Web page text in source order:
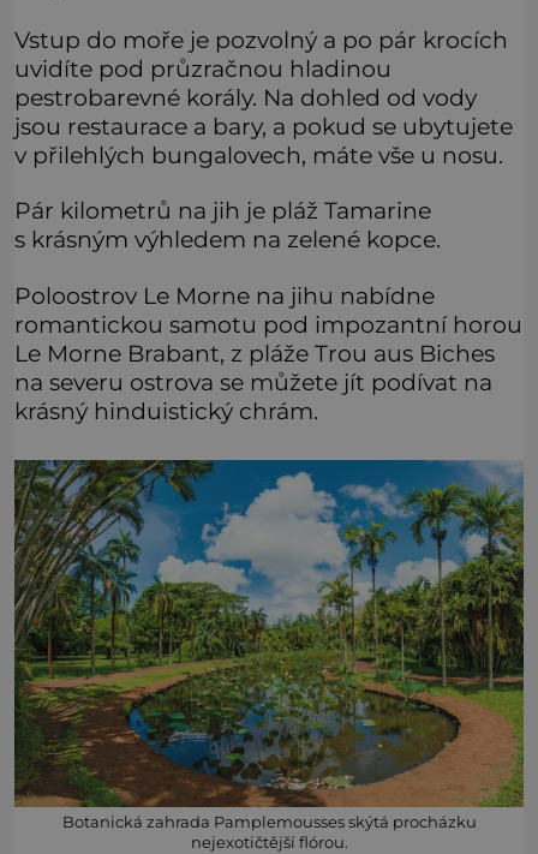
Vstup do moře je pozvolný a po pár krocích
uvidíte pod průzračnou hladinou
pestrobarevné korály. Na dohled od vody
jsou restaurace a bary, a pokud se ubytujete
v přilehlých bungalovech, máte vše u nosu.
Pár kilometrů na jih je pláž Tamarine
s krásným výhledem na zelené kopce.
Poloostrov Le Morne na jihu nabídne
romantickou samotu pod impozantní horou
Le Morne Brabant, z pláže Trou aus Biches
na severu ostrova se můžete jít podívat na
krásný hinduistický chrám.
Botanická zahrada Pamplemousses skýtá procházku
nejexotičtější flórou.